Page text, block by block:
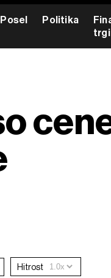
Posel Politika
trgi
Hitrost